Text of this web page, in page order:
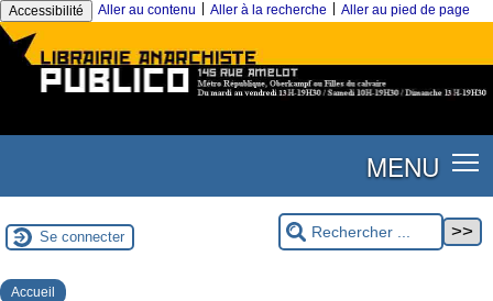
Accessibilité Aller au contenu Aller à la recherche Aller au pied de page
MENU
Se connecter
Accueil